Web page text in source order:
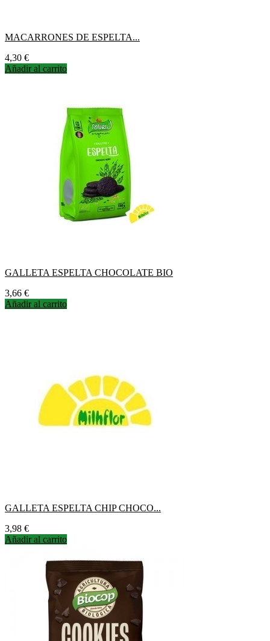
MACARRONES DE ESPELTA...
Precio
4,30 €
Añadir al carrito
GALLETA ESPELTA CHOCOLATE BIO
Precio
3,66 €
Añadir al carrito
GALLETA ESPELTA CHIP CHOCO...
Precio
3,98 €
Añadir al carrito